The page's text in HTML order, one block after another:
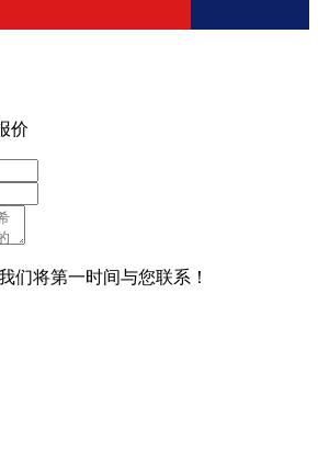
价
们将第一时间与您联系！